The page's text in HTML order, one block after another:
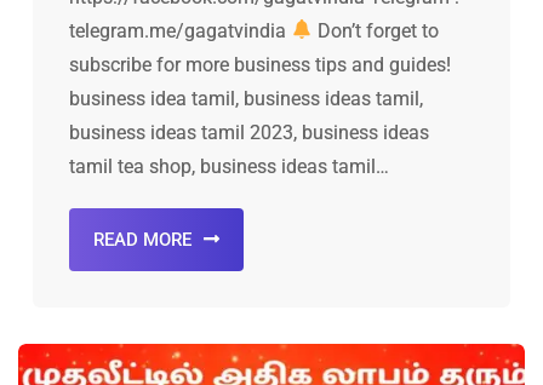
telegram.me/gagatvindia
Don’t forget to
subscribe for more business tips and guides!
business idea tamil, business ideas tamil,
business ideas tamil 2023, business ideas
tamil tea shop, business ideas tamil…
READ MORE